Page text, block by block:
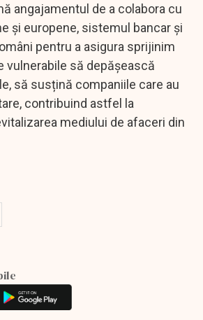
angajamentul de a colabora cu
și europene, sistemul bancar și
pentru a asigura sprijinim
vulnerabile să depășească
să susțină companiile care au
contribuind astfel la
mediului de afaceri din